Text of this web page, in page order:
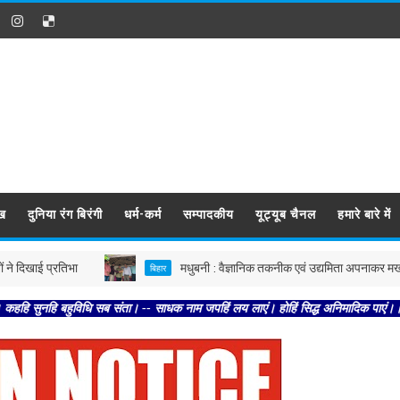
दुनिया रंग बिरंगी धर्म-कर्म सम्पादकीय यूट्यूब चैनल हमारे बारे में
बिहार मधुबनी : वैज्ञानिक तकनीक एवं उद्यमिता अपनाकर मखाना
सब संता। -- साधक नाम जपहिं लय लाएं। होहिं सिद्ध अनिमादिक पाएं।। -- अतिथि